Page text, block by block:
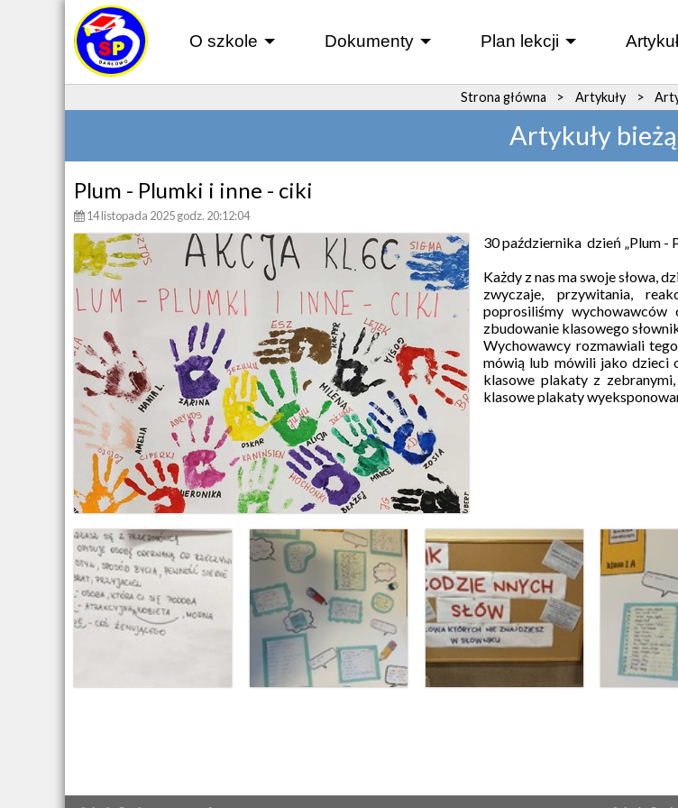
O szkole
Dokumenty
Plan lekcji
Strona główna > Artykuły >
Artykuły
Plum - Plumki i inne - ciki
14 listopada 2025 godz. 20:12:04
30 października dzień „Plum -
Każdy z nas ma swoje słowa,
zwyczaje, przywitania,
poprosiliśmy wychowawców
zbudowanie klasowego
Wychowawcy rozmawiali
mówią lub mówili jako dzieci
klasowe plakaty z
klasowe plakaty